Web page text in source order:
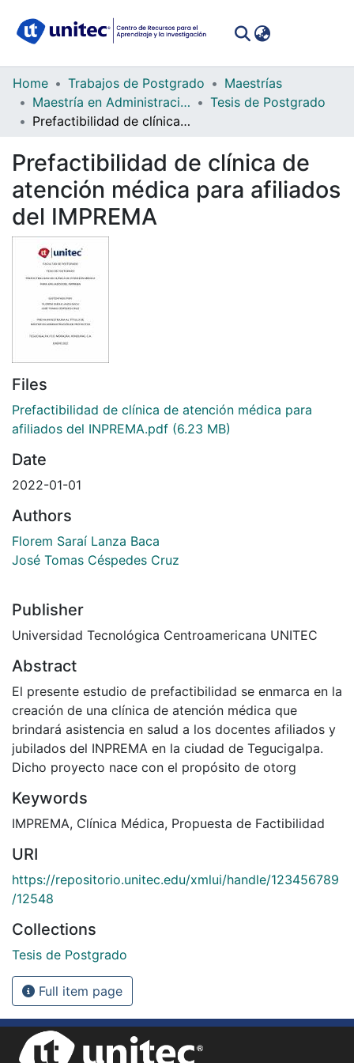
Communities
Collections
All of DSpace
Statistics
Home Trabajos de Postgrado
Maestrías
Maestría en Administración de Proyectos
Tesis de Postgrado
Prefactibilidad de clínica de atención médica para afiliados del IMPREMA
Prefactibilidad de clínica de
atención médica para afiliados
del IMPREMA
Files
Prefactibilidad de clínica de atención médica para
afiliados del INPREMA.pdf (6.23 MB)
Date
2022-01-01
Authors
Florem Saraí Lanza Baca
José Tomas Céspedes Cruz
Publisher
Universidad Tecnológica Centroamericana UNITEC
Abstract
El presente estudio de prefactibilidad se enmarca en la
creación de una clínica de atención médica que
brindará asistencia en salud a los docentes afiliados y
jubilados del INPREMA en la ciudad de Tegucigalpa.
Dicho proyecto nace con el propósito de otorg
Keywords
IMPREMA, Clínica Médica, Propuesta de Factibilidad
URI
https://repositorio.unitec.edu/xmlui/handle/123456789
/12548
Collections
Tesis de Postgrado
Full item page